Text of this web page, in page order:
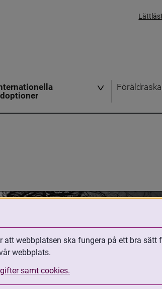
Lättläst
webbplatsen ska fungera på ett bra sätt
webbplats.
samt cookies.